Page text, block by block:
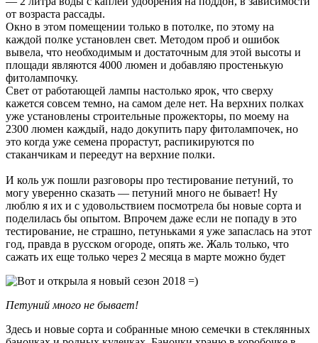
от возраста рассады.
Окно в этом помещении только в потолке, по этому на
каждой полке установлен свет. Методом проб и ошибок
вывела, что необходимым и достаточным для этой высоты и
площади являются 4000 люмен и добавляю простенькую
фитолампочку.
Свет от работающей лампы настолько ярок, что сверху
кажется совсем темно, на самом деле нет. На верхних полках
уже установлены строительные прожекторы, по моему на
2300 люмен каждый, надо докупить пару фитолампочек, но
это когда уже семена прорастут, распикируются по
стаканчикам и переедут на верхние полки.
И коль уж пошли разговоры про тестирование петуний, то
могу уверенно сказать — петуний много не бывает! Ну
люблю я их и с удовольствием посмотрела бы новые сорта и
поделилась бы опытом. Впрочем даже если не попаду в это
тестирование, не страшно, петуньками я уже запаслась на этот
год, правда в русском огороде, опять же. Жаль только, что
сажать их еще только через 2 месяца в марте можно будет
Петуний много не бывает!
Здесь и новые сорта и собранные мною семечки в стеклянных